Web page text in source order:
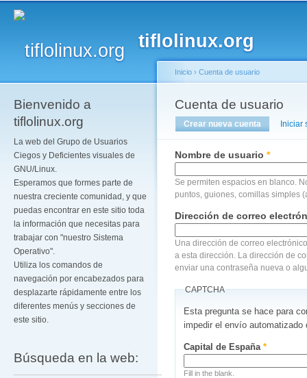
tiflolinux.org
Bienvenido a
tiflolinux.org
La web del Grupo de Usuarios
Ciegos y Deficientes visuales de
GNU/Linux.
Esperamos que formes parte de
nuestra creciente comunidad, y que
puedas encontrar en este sitio toda
la información que necesitas para
trabajar con "nuestro Sistema
Operativo".
Utiliza los comandos de
navegación por encabezados para
desplazarte rápidamente entre los
diferentes menús y secciones de
este sitio.
Búsqueda en la web:
Se encuentra usted
Inicio › Cuenta de usuario
Cuenta de usuario
Solapas principales
Crear nueva cuenta (solapaIniciar
Nombre de usuario *
Se permiten espacios en blanco.
puntos, guiones, comillas simples
Dirección de correo
Una dirección de correo
a esta dirección. La dirección de
enviar una contraseña nueva o
CAPTCHA
Esta pregunta se hace para
impedir el envío automatizado
Capital de España*
Fill in the blank.